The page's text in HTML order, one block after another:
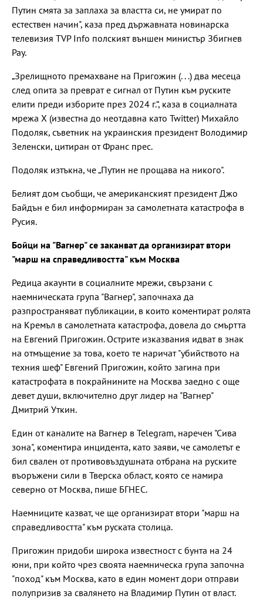
Путин смята за заплаха за властта си, не умират по
естествен начин", каза пред държавната новинарска
телевизия TVP Info полският външен министър Збигнев
Рау.
„Зрелищното премахване на Пригожин (. . .) два месеца
след опита за преврат е сигнал от Путин към руските
елити преди изборите през 2024 г.“, каза в социалната
мрежа Х (известна до неотдавна като Twitter) Михайло
Подоляк, съветник на украинския президент Володимир
Зеленски, цитиран от Франс прес.
Подоляк изтъкна, че „Путин не прощава на никого".
Белият дом съобщи, че американският президент Джо
Байдън е бил информиран за самолетната катастрофа в
Русия.
Бойци на "Вагнер" се заканват да организират втори
"марш на справедливостта" към Москва
Редица акаунти в социалните мрежи, свързани с
наемническата група "Вагнер", започнаха да
разпространяват публикации, в които коментират ролята
на Кремъл в самолетната катастрофа, довела до смъртта
на Евгений Пригожин. Острите изказвания идват в знак
на отмъщение за това, което те наричат "убийството на
техния шеф" Евгений Пригожин, който загина при
катастрофата в покрайнините на Москва заедно с още
девет души, включително друг лидер на "Вагнер"
Дмитрий Уткин.
Един от каналите на Вагнер в Telegram, наречен "Сива
зона", коментира инцидента, като заяви, че самолетът е
бил свален от противовъздушната отбрана на руските
въоръжени сили в Тверска област, която се намира
северно от Москва, пише БГНЕС.
Наемниците казват, че ще организират втори "марш на
справедливостта" към руската столица.
Пригожин придоби широка известност с бунта на 24
юни, при който чрез своята наемническа група започна
"поход" към Москва, като в един момент дори отправи
полупризив за свалянето на Владимир Путин от власт.